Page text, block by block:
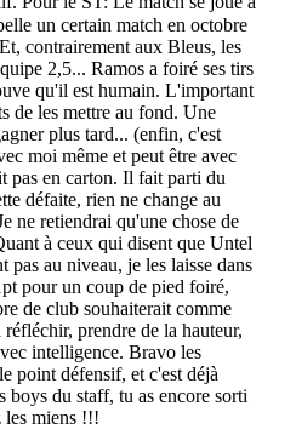
un certain match en octobre
contrairement aux Bleus, les
2,5... Ramos a foiré ses tirs
qu'il est humain. L'important
de les mettre au fond. Une
plus tard... (enfin, c'est
moi même et peut être avec
pas en carton. Il fait parti du
défaite, rien ne change au
ne retiendrai qu'une chose de
à ceux qui disent que Untel
pas au niveau, je les laisse dans
pour un coup de pied foiré,
de club souhaiterait comme
prendre de la hauteur,
intelligence. Bravo les
point défensif, et c'est déjà
boys du staff, tu as encore sorti
les miens !!!